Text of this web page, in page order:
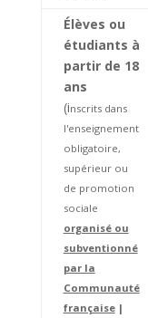
Élèves ou
étudiants à
partirde 18
ans
(inscrits dans
l'enseignement
obligatoire,
supérieur ou
de promotion
sociale
organisé ou
subventionné
par la
Communauté
française|